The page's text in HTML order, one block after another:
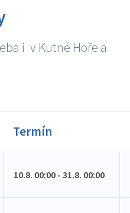
i v Kutné Hoře a
Termín
10.8. 00:00 - 31.8. 00:00